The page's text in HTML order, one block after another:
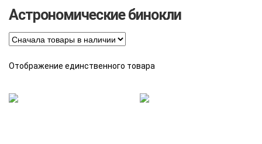
Астрономические бинокли
Отображение единственного товара